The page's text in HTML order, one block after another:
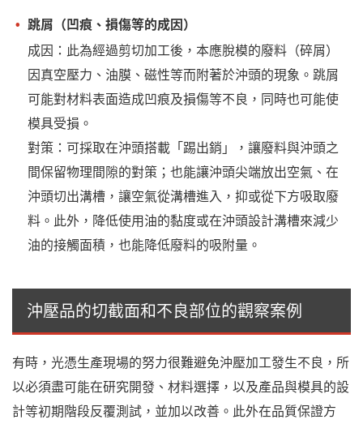
跳屑（凹痕、損傷等的成因）
成因：此為經過剪切加工後，本應脫模的廢料（碎屑）
因真空壓力、油膜、磁性等而附著於沖頭的現象。跳屑
可能對材料表面造成凹痕及損傷等不良，同時也可能使
模具受損。
對策：可採取在沖頭搭載「踢出銷」，讓廢料與沖頭之
間保留物理間隙的對策；也能讓沖頭尖端放出空氣、在
沖頭切出溝槽，讓空氣從溝槽進入，抑或從下方吸取廢
料。此外，降低使用油的黏度或在沖頭設計溝槽來減少
油的接觸面積，也能降低廢料的吸附量。
沖壓品的切截面和不良部位的觀察案例
有時，光憑生產現場的努力很難避免沖壓加工發生不良，所
以必須盡可能在研究開發、材料選擇，以及產品與模具的設
計等初期階段反覆測試，並加以改善。此外在品質保證方